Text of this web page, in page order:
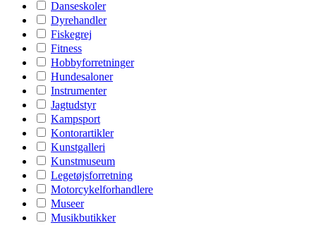
Danseskoler
Dyrehandler
Fiskegrej
Fitness
Hobbyforretninger
Hundesaloner
Instrumenter
Jagtudstyr
Kampsport
Kontorartikler
Kunstgalleri
Kunstmuseum
Legetøjsforretning
Motorcykelforhandlere
Museer
Musikbutikker